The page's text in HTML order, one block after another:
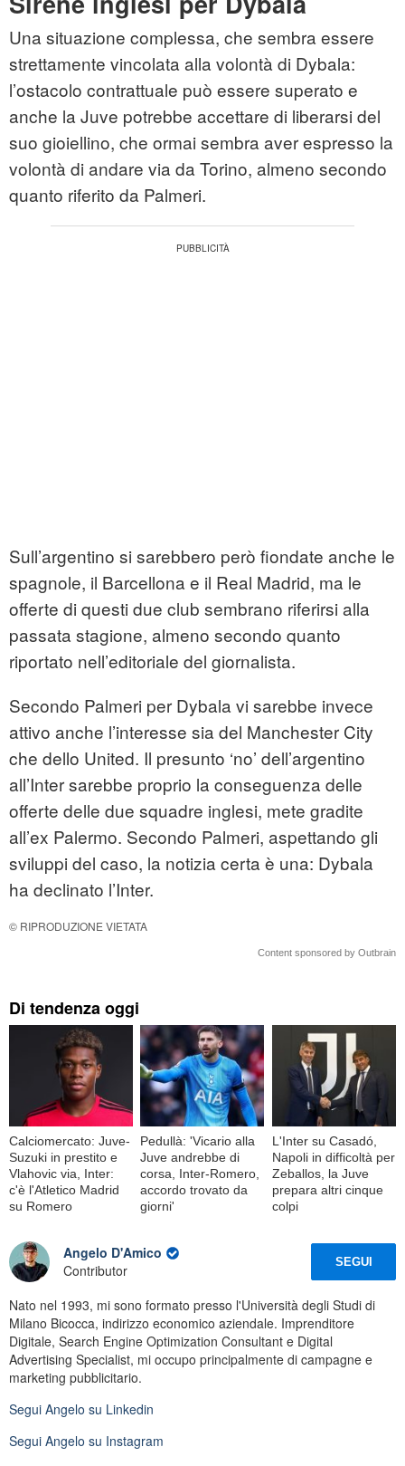
Una situazione complessa, che sembra essere
strettamente vincolata alla volontà di Dybala:
l’ostacolo contrattuale può essere superato e
anche la Juve potrebbe accettare di liberarsi del
suo gioiellino, che ormai sembra aver espresso la
volontà di andare via da Torino, almeno secondo
quanto riferito da Palmeri.
Sull’argentino si sarebbero però fiondate anche le
spagnole, il Barcellona e il Real Madrid, ma le
offerte di questi due club sembrano riferirsi alla
passata stagione, almeno secondo quanto
riportato nell’editoriale del giornalista.
Secondo Palmeri per Dybala vi sarebbe invece
attivo anche l’interesse sia del Manchester City
che dello United. Il presunto ‘no’ dell’argentino
all’Inter sarebbe proprio la conseguenza delle
offerte delle due squadre inglesi, mete gradite
all’ex Palermo. Secondo Palmeri, aspettando gli
sviluppi del caso, la notizia certa è una: Dybala
ha declinato l’Inter.
© RIPRODUZIONE VIETATA
Content sponsored by Outbrain
Di tendenza oggi
Calciomercato: Juve-
Suzuki in prestito e
Vlahovic via, Inter:
c'è l'Atletico Madrid
su Romero
Pedullà: 'Vicario alla
Juve andrebbe di
corsa, Inter-Romero,
accordo trovato da
giorni'
L'Inter su Casadó,
Napoli in difficoltà per
Zeballos, la Juve
prepara altri cinque
colpi
Angelo D'Amico
Contributor
SEGUI
Nato nel 1993, mi sono formato presso l'Università degli Studi di
Milano Bicocca, indirizzo economico aziendale. Imprenditore
Digitale, Search Engine Optimization Consultant e Digital
Advertising Specialist, mi occupo principalmente di campagne e
marketing pubblicitario.
Segui Angelo su Linkedin
Segui Angelo su Instagram